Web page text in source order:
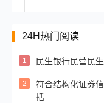
24H热门阅读
1 民生银行民营民
2
符合结构化证券
括